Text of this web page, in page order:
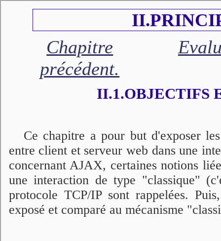
Chapitre
précédent.
II.1.OBJECTIFS
Ce chapitre a pour but d'exposer
entre client et serveur web dans une
concernant AJAX, certaines notions
une interaction de type "classique"
protocole TCP/IP sont rappelées.
exposé et comparé au mécanisme